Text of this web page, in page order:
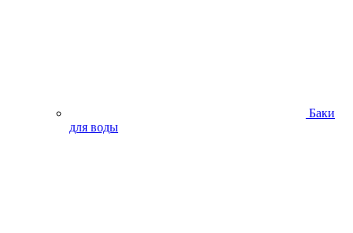
Баки
для воды